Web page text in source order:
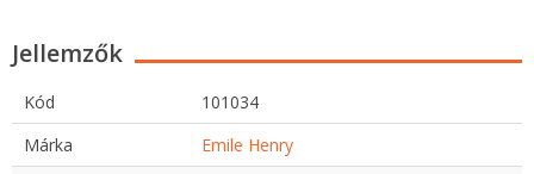
Jellemzők
Kód
101034
Márka
Emile Henry